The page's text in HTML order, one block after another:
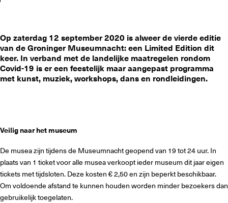
Op zaterdag 12 september 2020 is alweer de vierde editie
van de Groninger Museumnacht: een Limited Edition dit
keer. In verband met de landelijke maatregelen rondom
Covid-19 is er een feestelijk maar aangepast programma
met kunst, muziek, workshops, dans en rondleidingen.
Veilig naar het museum
De musea zijn tijdens de Museumnacht geopend van 19 tot 24 uur. In
plaats van 1 ticket voor alle musea verkoopt ieder museum dit jaar eigen
tickets met tijdsloten. Deze kosten € 2,50 en zijn beperkt beschikbaar.
Om voldoende afstand te kunnen houden worden minder bezoekers dan
gebruikelijk toegelaten.